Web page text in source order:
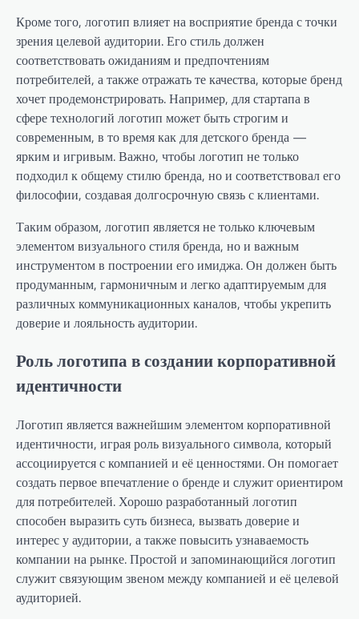
Кроме того, логотип влияет на восприятие бренда с точки
зрения целевой аудитории. Его стиль должен
соответствовать ожиданиям и предпочтениям
потребителей, а также отражать те качества, которые бренд
хочет продемонстрировать. Например, для стартапа в
сфере технологий логотип может быть строгим и
современным, в то время как для детского бренда —
ярким и игривым. Важно, чтобы логотип не только
подходил к общему стилю бренда, но и соответствовал его
философии, создавая долгосрочную связь с клиентами.
Таким образом, логотип является не только ключевым
элементом визуального стиля бренда, но и важным
инструментом в построении его имиджа. Он должен быть
продуманным, гармоничным и легко адаптируемым для
различных коммуникационных каналов, чтобы укрепить
доверие и лояльность аудитории.
Роль логотипа в создании корпоративной
идентичности
Логотип является важнейшим элементом корпоративной
идентичности, играя роль визуального символа, который
ассоциируется с компанией и её ценностями. Он помогает
создать первое впечатление о бренде и служит ориентиром
для потребителей. Хорошо разработанный логотип
способен выразить суть бизнеса, вызвать доверие и
интерес у аудитории, а также повысить узнаваемость
компании на рынке. Простой и запоминающийся логотип
служит связующим звеном между компанией и её целевой
аудиторией.